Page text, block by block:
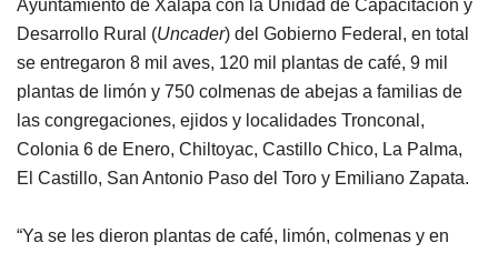
Ayuntamiento de Xalapa con la Unidad de Capacitación y
Desarrollo Rural (Uncader) del Gobierno Federal, en total
se entregaron 8 mil aves, 120 mil plantas de café, 9 mil
plantas de limón y 750 colmenas de abejas a familias de
las congregaciones, ejidos y localidades Tronconal,
Colonia 6 de Enero, Chiltoyac, Castillo Chico, La Palma,
El Castillo, San Antonio Paso del Toro y Emiliano Zapata.
“Ya se les dieron plantas de café, limón, colmenas y en